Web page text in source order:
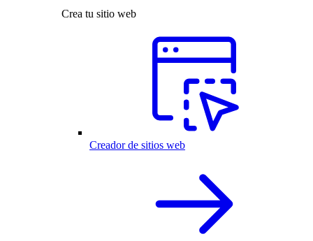
Crea tu sitio web
Creador de sitios web